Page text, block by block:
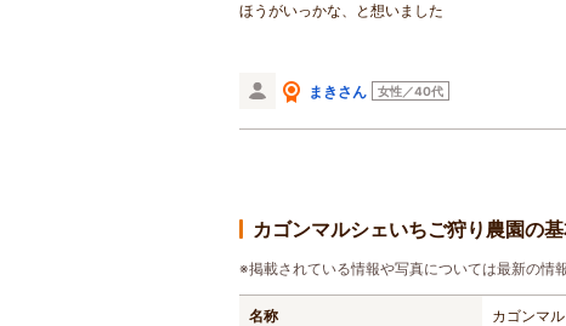
ほうがいっかな、と想いました
まきさん 女性／40代
カゴンマルシェいちご狩り農園の
※掲載されている情報や写真については最新の情
名称 カゴンマ